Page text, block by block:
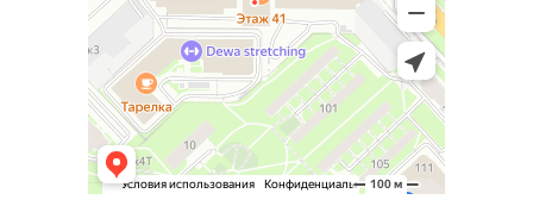
воплотить в жизнь самые смелые идеи
и проекты. Мы предлагаем широкий
спектр услуг по проектированию и
изготовлению металлоконструкций и
изделий любой сложности под ключ.